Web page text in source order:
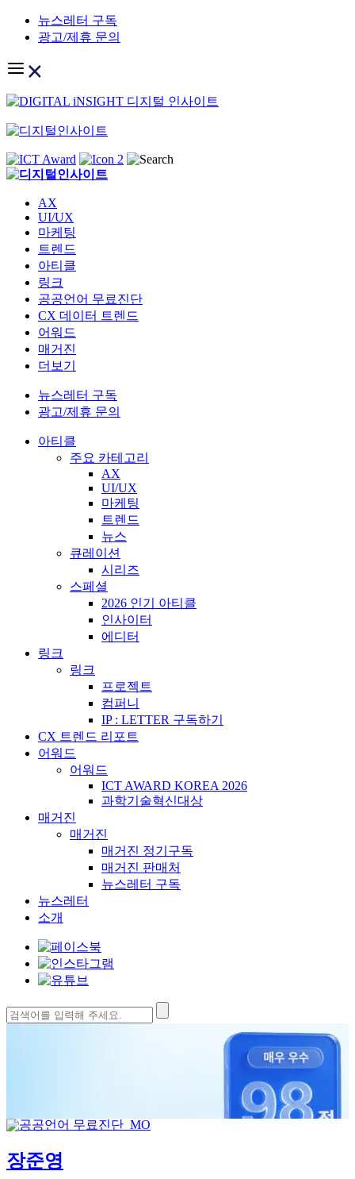
Skip
content
뉴스레터 구독
광고/제휴 문의
AX
UI/UX
마케팅
트렌드
아티클
링크
공공언어 무료진단
CX 데이터 트렌드
어워드
매거진
더보기
뉴스레터 구독
광고/제휴 문의
아티클
주요 카테고리
AX
UI/UX
마케팅
트렌드
뉴스
큐레이션
시리즈
스페셜
2026 인기 아티클
인사이터
에디터
링크
링크
프로젝트
컴퍼니
IP : LETTER 구독하기
CX 트렌드 리포트
어워드
어워드
ICT AWARD KOREA 2026
과학기술혁신대상
매거진
매거진
매거진 정기구독
매거진 판매처
뉴스레터 구독
뉴스레터
소개
검
색:
장준영